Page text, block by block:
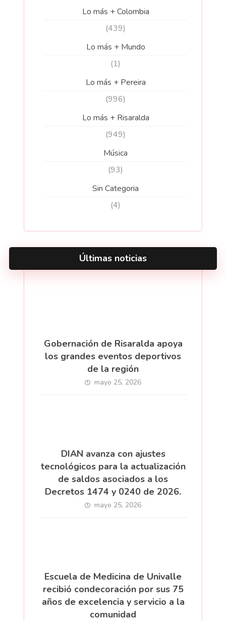
Lo más + Colombia
(439)
Lo más + Mundo
(1)
Lo más + Pereira
(996)
Lo más + Risaralda
(949)
Música
(93)
Sin Categoria
(4)
Últimas noticias
Gobernación de Risaralda apoya
los grandes eventos deportivos
de la región
mayo 25, 2026
DIAN avanza con ajustes
tecnológicos para la actualización
de saldos asociados a los
Decretos 1474 y 0240 de 2026.
mayo 25, 2026
Escuela de Medicina de Univalle
recibió condecoración por sus 75
años de excelencia y servicio a la
comunidad